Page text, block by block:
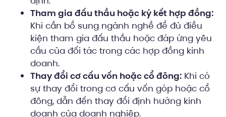
Tham gia đấu thầu hoặc ký kết hợp đồng:
Khi cần bổ sung ngành nghề để đủ điều
kiện tham gia đấu thầu hoặc đáp ứng yêu
cầu của đối tác trong các hợp đồng kinh
doanh.
Thay đổi cơ cấu vốn hoặc cổ đông: Khi có
sự thay đổi trong cơ cấu vốn góp hoặc cổ
đông, dẫn đến thay đổi định hướng kinh
doanh của doanh nghiệp.